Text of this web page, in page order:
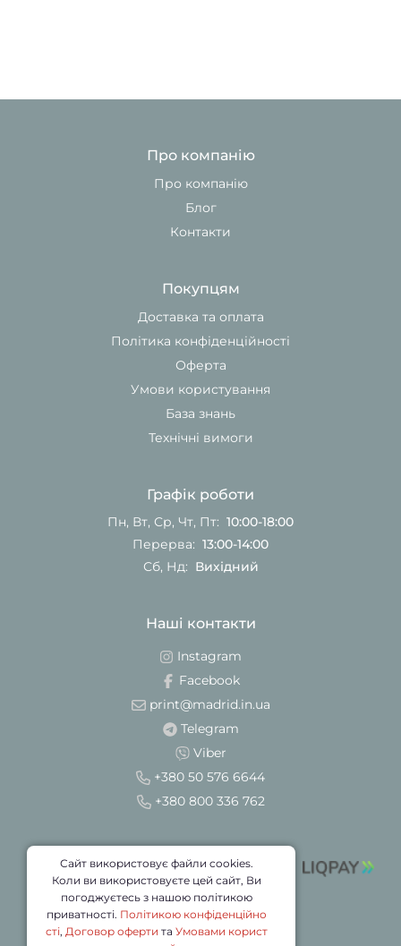
Про компанію
Про компанію
Блог
Контакти
Покупцям
Доставка та оплата
Політика конфіденційності
Оферта
Умови користування
База знань
Технічні вимоги
Графік роботи
Пн, Вт, Ср, Чт, Пт: 10:00-18:00
Перерва: 13:00-14:00
Сб, Нд: Вихідний
Наші контакти
Instagram
Facebook
print@madrid.in.ua
Telegram
Viber
+380 50 576 6644
+380 800 336 762
Сайт використовує файли cookies.
Коли ви використовуєте цей сайт, Ви
погоджуєтесь з нашою політикою
приватності. Політикою конфіденційно
сті, Договор оферти та Умовами корист